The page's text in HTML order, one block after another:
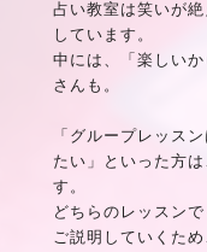
占い教室は笑いが
しています。
中には、「楽しい
さんも。
「グループレッス
たい」といった方
す。
どちらのレッスン
ご説明していくた